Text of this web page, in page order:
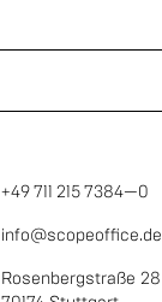
+49 711 215 7384—0
info@scopeoffice.de
Rosenbergstraße 28